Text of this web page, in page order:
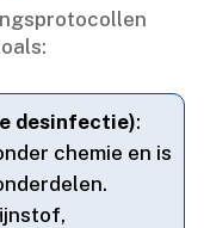
desinfectie):
chemie en is